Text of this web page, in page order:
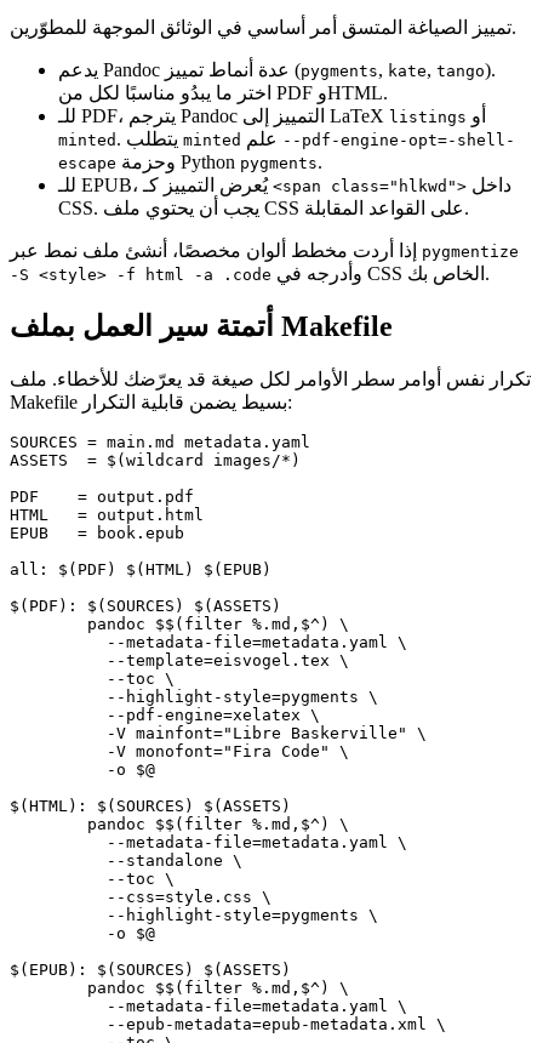
تمييز الصياغة المتسق أمر أساسي في الوثائق الموجهة للمطوّرين.
Pandoc عدة أنماط تمييز (pygments, kate, tango).
اختر ما يبدُو مناسبًا لكل من PDF وHTML.
للـ PDF، يترجم Pandoc التمييز إلى LaTeX listings أو
minted minted
--pdf-engine-opt=-shell-
escape
وحزمة Python pygments.
للـ EPUB، يُعرض التمييز كـ <span class="hlkwd">
CSS. يجب أن يحتوي ملف CSS على القواعد المقابلة.
pygmentize
-S <style> -f html -a .code
وأدرجه في CSS الخاص بك.
أتمتة سير العمل بملف Makefile
تكرار نفس أوامر سطر الأوامر لكل صيغة قد يعرّضك للأخطاء. ملف
Makefile
بسيط يضمن قابلية التكرار:
SOURCES = main.md metadata.yaml
ASSETS  = $(wildcard images/*)
PDF    = output.pdf
HTML   = output.html
EPUB   = book.epub
all: $(PDF) $(HTML) $(EPUB)
$(PDF): $(SOURCES) $(ASSETS)
$(HTML): $(SOURCES) $(ASSETS)
$(EPUB): $(SOURCES) $(ASSETS)